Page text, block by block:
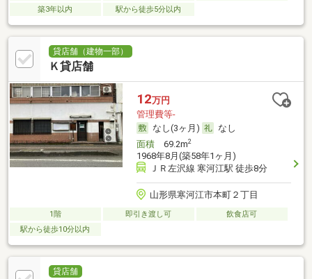
築3年以内
駅から徒歩5分以内
貸店舗（建物一部）
Ｋ貸店舗
12万円
管理費等-
なし(3ヶ月)
なし
面積69.2m2
1968年8月(築58年1ヶ月)
ＪＲ左沢線 寒河江駅 徒歩8分
山形県寒河江市本町２丁目
1階 即引き渡し可
飲食店可
駅から徒歩10分以内
貸店舗